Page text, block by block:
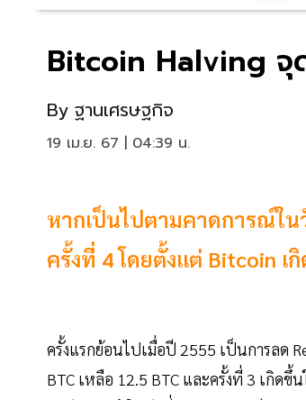
Bitcoin Halving จุ
By ฐานเศรษฐกิจ
19 เม.ย. 67 | 04:39 น.
หากเป็นไปตามคาดการณ์ใ
ครั้งที่ 4 โดยตั้งแต่ Bitcoin เ
ครั้งแรกย้อนไปเมื่อปี 2555 เป็นการลด
BTC เหลือ 12.5 BTC และครั้งที่ 3 เกิดขึ้